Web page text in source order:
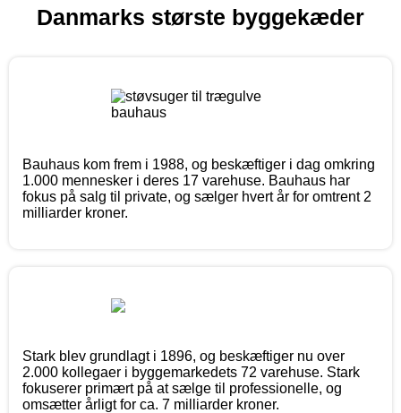
Danmarks største byggekæder
Bauhaus kom frem i 1988, og beskæftiger i dag omkring
1.000 mennesker i deres 17 varehuse. Bauhaus har
fokus på salg til private, og sælger hvert år for omtrent 2
milliarder kroner.
Stark blev grundlagt i 1896, og beskæftiger nu over
2.000 kollegaer i byggemarkedets 72 varehuse. Stark
fokuserer primært på at sælge til professionelle, og
omsætter årligt for ca. 7 milliarder kroner.